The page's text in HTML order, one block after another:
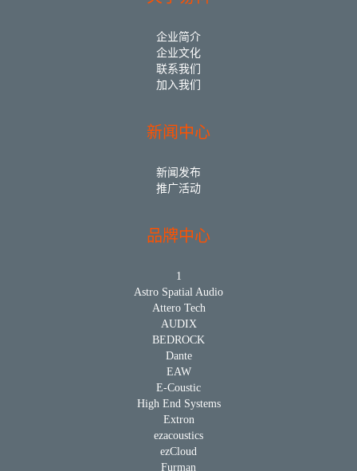
企业简介
企业文化
联系我们
加入我们
新闻中心
新闻发布
推广活动
品牌中心
1
Astro Spatial Audio
Attero Tech
AUDIX
BEDROCK
Dante
EAW
E-Coustic
High End Systems
Extron
ezacoustics
ezCloud
Furman